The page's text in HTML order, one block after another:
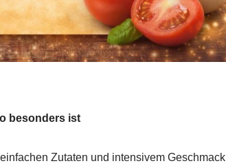
besonders ist
Zutaten und intensivem Geschmack